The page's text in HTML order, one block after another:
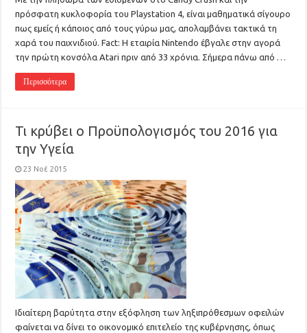
πρόσφατη κυκλοφορία του Playstation 4, είναι μαθηματικά σίγουρο
πως εμείς ή κάποιος από τους γύρω μας, απολαμβάνει τακτικά τη
χαρά του παιχνιδιού. Fact: Η εταιρία Nintendo έβγαλε στην αγορά
την πρώτη κονσόλα Atari πριν από 33 χρόνια. Σήμερα πάνω από …
Περισσότερα
Τι κρύβει ο Προϋπολογισμός του 2016 για
την Υγεία
23 Νοέ 2015
Ιδιαίτερη βαρύτητα στην εξόφληση των ληξιπρόθεσμων οφειλών
φαίνεται να δίνει το οικονομικό επιτελείο της κυβέρνησης, όπως